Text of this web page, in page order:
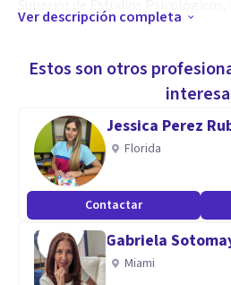
Especialidad
conductual, Mindfulness
Aptitudes
Psicología Positiva - Educación
Mindfulness y Compasión - Buen
Ver descripción completa
Estos son otros
Jessica Perez
Florida
Contactar
Gabriela
Miami